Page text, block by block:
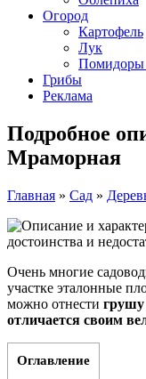
Огород
Картофель
Лук
Помидоры
Грибы
Реклама
Подробное
Мраморная
Главная » Сад »
Очень многие
участке эталонные
можно отнести грушу
отличается своим
Оглавление